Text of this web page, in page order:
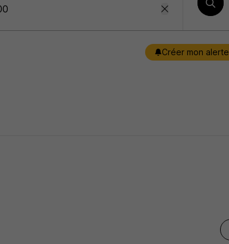
Créer mon alerte